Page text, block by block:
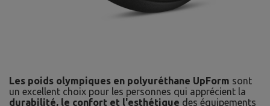
Les poids olympiques en polyuréthane UpForm sont
un excellent choix pour les personnes qui apprécient la
durabilité, le confort et l'esthétique des équipements